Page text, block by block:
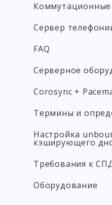
Коммутационные
Сервер
FAQ
Серверное
Corosync +
Термины и
Настройка
кэширующего
Требования к
Оборудование